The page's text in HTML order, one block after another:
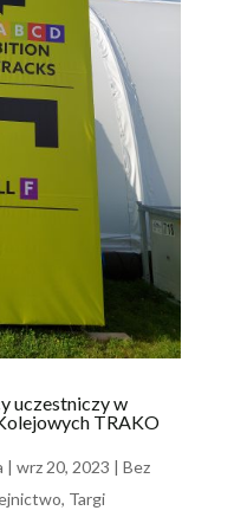
uczestniczy w
TRAKO
| wrz 20, 2023 | Bez
, Targi